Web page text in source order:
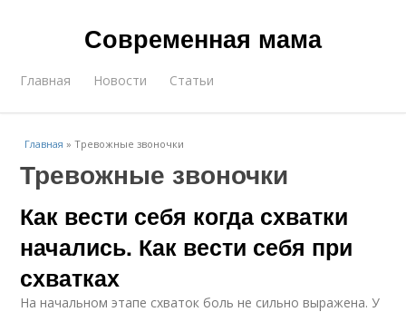
Современная мама
Главная Новости Статьи
Главная »Тревожные звоночки
Тревожные звоночки
Как вести себя когда схватки
начались. Как вести себя при
схватках
На начальном этапе схваток боль не сильно выражена. У